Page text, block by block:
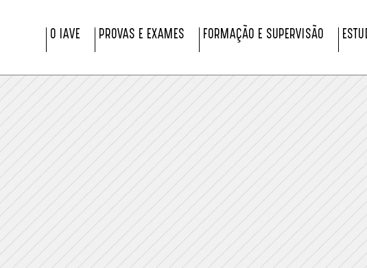
O IAVE PROVAS E EXAMES FORMAÇÃO E SUPERVISÃO